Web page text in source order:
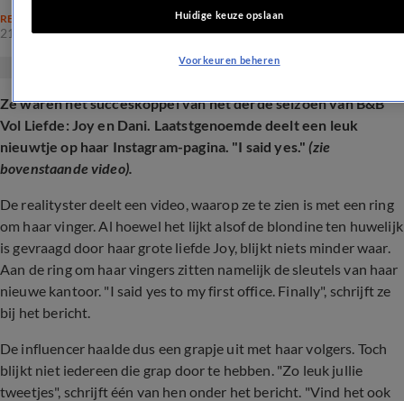
REALITY
21 mei 2025, 20:04
Ze waren hét succeskoppel van het derde seizoen van B&B
Vol Liefde: Joy en Dani. Laatstgenoemde deelt een leuk
nieuwtje op haar Instagram-pagina. "I said yes."(zie
bovenstaande video).
De realityster deelt een video, waarop ze te zien is met een ring
om haar vinger. Al hoewel het lijkt alsof de blondine ten huwelijk
is gevraagd door haar grote liefde Joy, blijkt niets minder waar.
Aan de ring om haar vingers zitten namelijk de sleutels van haar
nieuwe kantoor. "I said yes to my first office. Finally", schrijft ze
bij het bericht.
De influencer haalde dus een grapje uit met haar volgers. Toch
blijkt niet iedereen die grap door te hebben. "Zo leuk jullie
tweetjes", schrijft één van hen onder het bericht. "Vind het ook
Huidige keuze opslaan
Voorkeuren beheren